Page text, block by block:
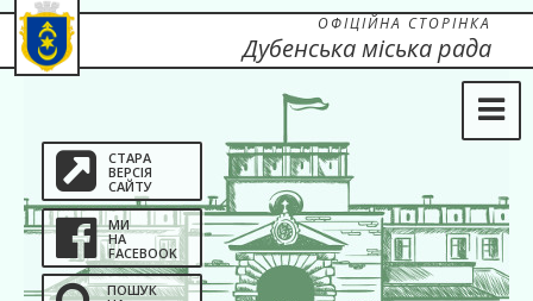
СТАРА
ВЕРСІЯ
САЙТУ
МИ
НА
FACEBOOK
ПОШУК
ОФІЦІЙНА СТОРІНКА
Дубенська міська рада